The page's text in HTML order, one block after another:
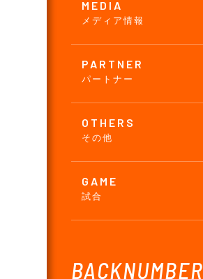
MEDIA
メディア情報
PARTNER
パートナー
OTHERS
その他
GAME
試合
BACKNUMBER